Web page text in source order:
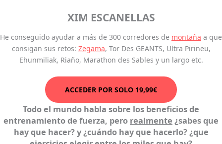
XIM ESCANELLAS
He conseguido ayudar a más de 300 corredores de montaña a que
consigan sus retos: Zegama, Tor Des GEANTS, Ultra Pirineu,
Ehunmiliak, Riaño, Marathon des Sables y un largo etc.
ACCEDER POR SOLO 19,99€
Todo el mundo habla sobre los beneficios de
entrenamiento de fuerza, pero realmente ¿sabes que
hay que hacer? y ¿cuándo hay que hacerlo? ¿que